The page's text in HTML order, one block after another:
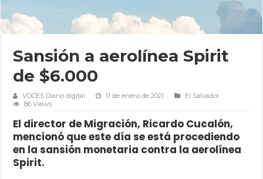
Sansión a aerolínea Spirit
de $6.000
VOCES Diario digital 11 de enero de 2021
El Salvador
86 Views
El director de Migración, Ricardo Cucalón,
mencionó que este día se está procediendo
en la sansión monetaria contra la aerolínea
Spirit.